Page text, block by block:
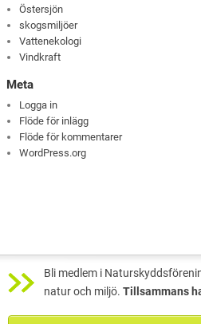
Östersjön
skogsmiljöer
Vattenekologi
Vindkraft
Meta
Logga in
Flöde för inlägg
Flöde för kommentarer
WordPress.org
Bli medlem i
natur och miljö. Tillsammans